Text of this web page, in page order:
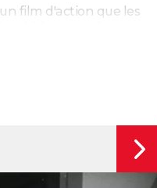
film d'action que les
Wick ne voudront pas
est-ce que cette nouvelle
à cette question
7 : casting, avis,
suite, critique...